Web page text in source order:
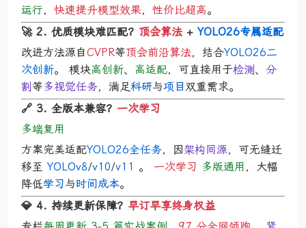
运行， 快速提升模型效果， 性价比超高。
🚀 2. 优质模块难匹配？ 顶会算法 + YOLO26专属适配
改进方法源自CVPR等顶会前沿算法，结合YOLO26二
次创新。 模块高创新、 高适配，可直接用于检测、 分
割等多视觉任务，满足科研与项目双重需求。
🔗 3. 全版本兼容？ 一次学习
多端复用
方案完美适配YOLO26全任务，因架构同源，可无缝迁
移至 YOLOv8/v10/v11 。 一次学习 多版通用 ，大幅
降低学习与时间成本。
💎 4. 持续更新保障？ 早订早享终身权益